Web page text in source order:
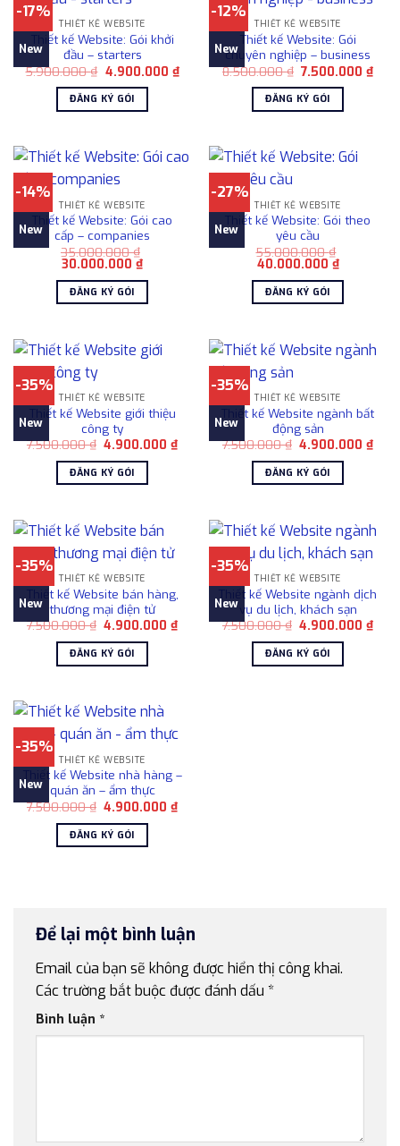
-17%
New
THIẾT KẾ WEBSITE
Thiết kế Website: Gói khởi
đầu – starters
5.900.000₫ Giá
là:
5.900.000 ₫.
4.900.000 ₫Giá
hiện
4.900.000 ₫.
ĐĂNG KÝ GÓI
-12%
New
THIẾT KẾ WEBSITE
Thiết kế Website: Gói
chuyên nghiệp – business
8.500.000₫ Giá
là:
8.500.000 ₫.
7.500.000₫Giá
hiện
ĐĂNG KÝ GÓI
-14%
New
THIẾT KẾ WEBSITE
Thiết kế Website: Gói cao
cấp – companies
35.000.000₫
Giá
là:
35.000.000 ₫.
30.000.000 ₫Giá
hiện
tại
30.000.000 ₫.
ĐĂNG KÝ GÓI
-27%
New
THIẾT KẾ WEBSITE
Thiết kế Website: Gói theo
yêu cầu
55.000.000₫
Giá
là:
55.000.000 ₫.
40.000.000 ₫Giá
hiện
tại
ĐĂNG KÝ GÓI
-35%
New
THIẾT KẾ WEBSITE
Thiết kế Website giới thiệu
công ty
7.500.000₫ Giá
là:
7.500.000 ₫.
4.900.000₫Giá
hiện
ĐĂNG KÝ GÓI
-35%
New
THIẾT KẾ WEBSITE
Thiết kế Website ngành bất
động sản
7.500.000₫ Giá
là:
7.500.000 ₫.
4.900.000₫Giá
hiện
ĐĂNG KÝ GÓI
-35%
New
THIẾT KẾ WEBSITE
Thiết kế Website bán hàng,
thương mại điện tử
7.500.000₫ Giá
là:
7.500.000 ₫.
4.900.000₫Giá
ĐĂNG KÝ GÓI
-35%
New
THIẾT KẾ WEBSITE
Thiết kế Website ngành dịch
vụ du lịch, khách sạn
7.500.000₫ Giá
là:
7.500.000 ₫.
4.900.000₫Giá
ĐĂNG KÝ GÓI
-35%
New
THIẾT KẾ WEBSITE
Thiết kế Website nhà hàng –
quán ăn – ẩm thực
7.500.000₫ Giá
là:
7.500.000 ₫.
4.900.000₫Giá
hiện
ĐĂNG KÝ GÓI
Để lại một bình luận
Email của bạn sẽ không được hiển thị công khai.
Các trường bắt buộc được đánh dấu *
Bình luận *